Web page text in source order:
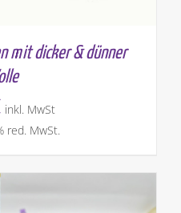
mit dicker & dünner
inkl. MwSt
red. MwSt.